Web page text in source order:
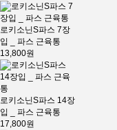
로키소닌S파스 7장
입 _ 파스 근육통
13,800원
로키소닌S파스 14장
입 _ 파스 근육통
17,800원